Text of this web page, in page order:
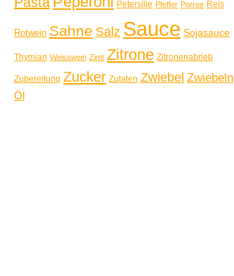
Petersilie Pfeffer Porree Reis
Rotwein Sahne Salz Sauce Sojasauce
Thymian Weisswein Zimt Zitrone Zitronenabrieb
Zubereitung Zucker Zutaten Zwiebel Zwiebeln
Öl